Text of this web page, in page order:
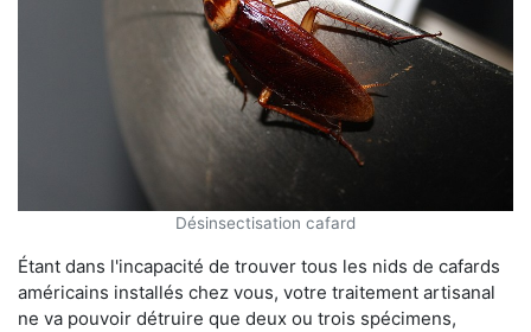
Désinsectisation cafard
Étant dans l'incapacité de trouver tous les nids de cafards
américains installés chez vous, votre traitement artisanal
ne va pouvoir détruire que deux ou trois spécimens,